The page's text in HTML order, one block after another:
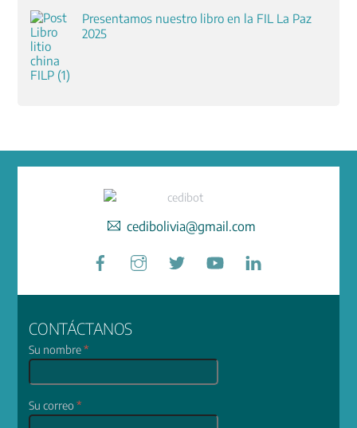
Presentamos nuestro libro en la FIL La Paz
2025
cedibolivia@gmail.com
Facebook
CONTÁCTANOS
Su nombre*
Su correo*